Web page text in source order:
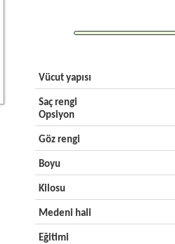
Vücut yapısı
Saç rengi
Opsiyon
Göz rengi
Boyu
Kilosu
Medeni hali
Eğitimi